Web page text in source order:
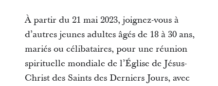
À partir du 21 mai 2023, joignez-vous à
d’autres jeunes adultes âgés de 18 à 30 ans,
mariés ou célibataires, pour une réunion
spirituelle mondiale de l’Église de Jésus-
Christ des Saints des Derniers Jours, avec